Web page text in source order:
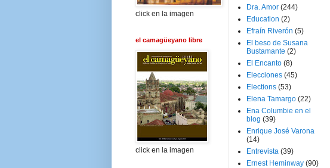
click en la imagen
el camagüeyano libre
click en la imagen
Dra. Amor (244)
Education (2)
Efraín Riverón (5)
El beso de Susana
Bustamante (2)
El Encanto (8)
Elecciones (45)
Elections (53)
Elena Tamargo (22)
Ena Columbie en el
blog (39)
Enrique José Varona
(14)
Entrevista (39)
Ernest Heminway (90)